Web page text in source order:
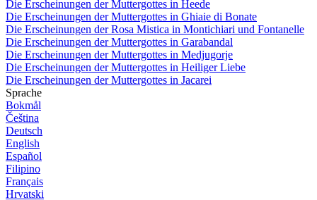
Die Erscheinungen der Muttergottes in Heede
Die Erscheinungen der Muttergottes in Ghiaie di Bonate
Die Erscheinungen der Rosa Mistica in Montichiari und Fontanelle
Die Erscheinungen der Muttergottes in Garabandal
Die Erscheinungen der Muttergottes in Medjugorje
Die Erscheinungen der Muttergottes in Heiliger Liebe
Die Erscheinungen der Muttergottes in Jacarei
Sprache
Bokmål
Čeština
Deutsch
English
Español
Filipino
Français
Hrvatski